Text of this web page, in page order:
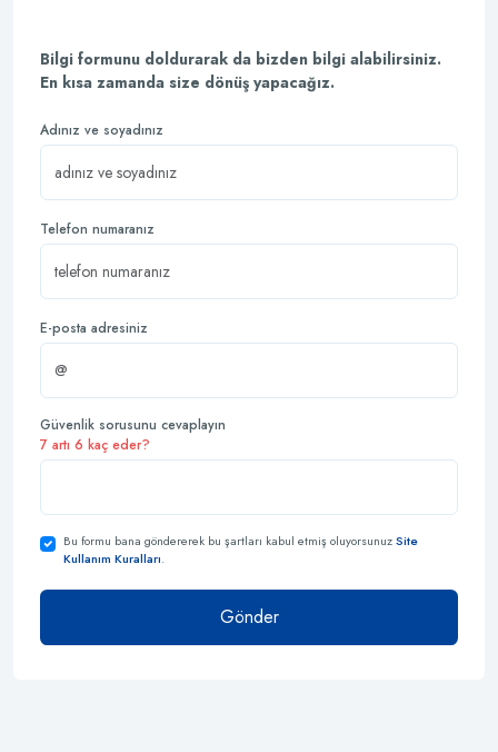
Bilgi formunu doldurarak da bizden bilgi alabilirsiniz.
En kısa zamanda size dönüş yapacağız.
Adınız ve soyadınız
Telefon numaranız
E-posta adresiniz
Güvenlik sorusunu cevaplayın
7 artı 6 kaç eder?
Bu formu bana göndererek bu şartları kabul etmiş oluyorsunuzSite
Kullanım Kuralları.
Gönder